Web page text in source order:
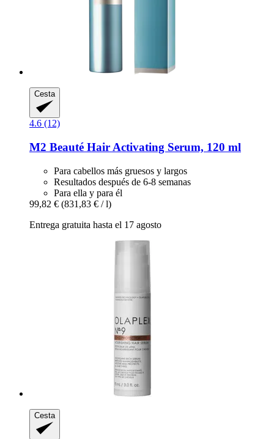
Cesta
4.6 (12)
M2 Beauté Hair Activating Serum, 120 ml
Para cabellos más gruesos y largos
Resultados después de 6-8 semanas
Para ella y para él
99,82 € (831,83 € / l)
Entrega gratuita hasta el 17 agosto
Cesta